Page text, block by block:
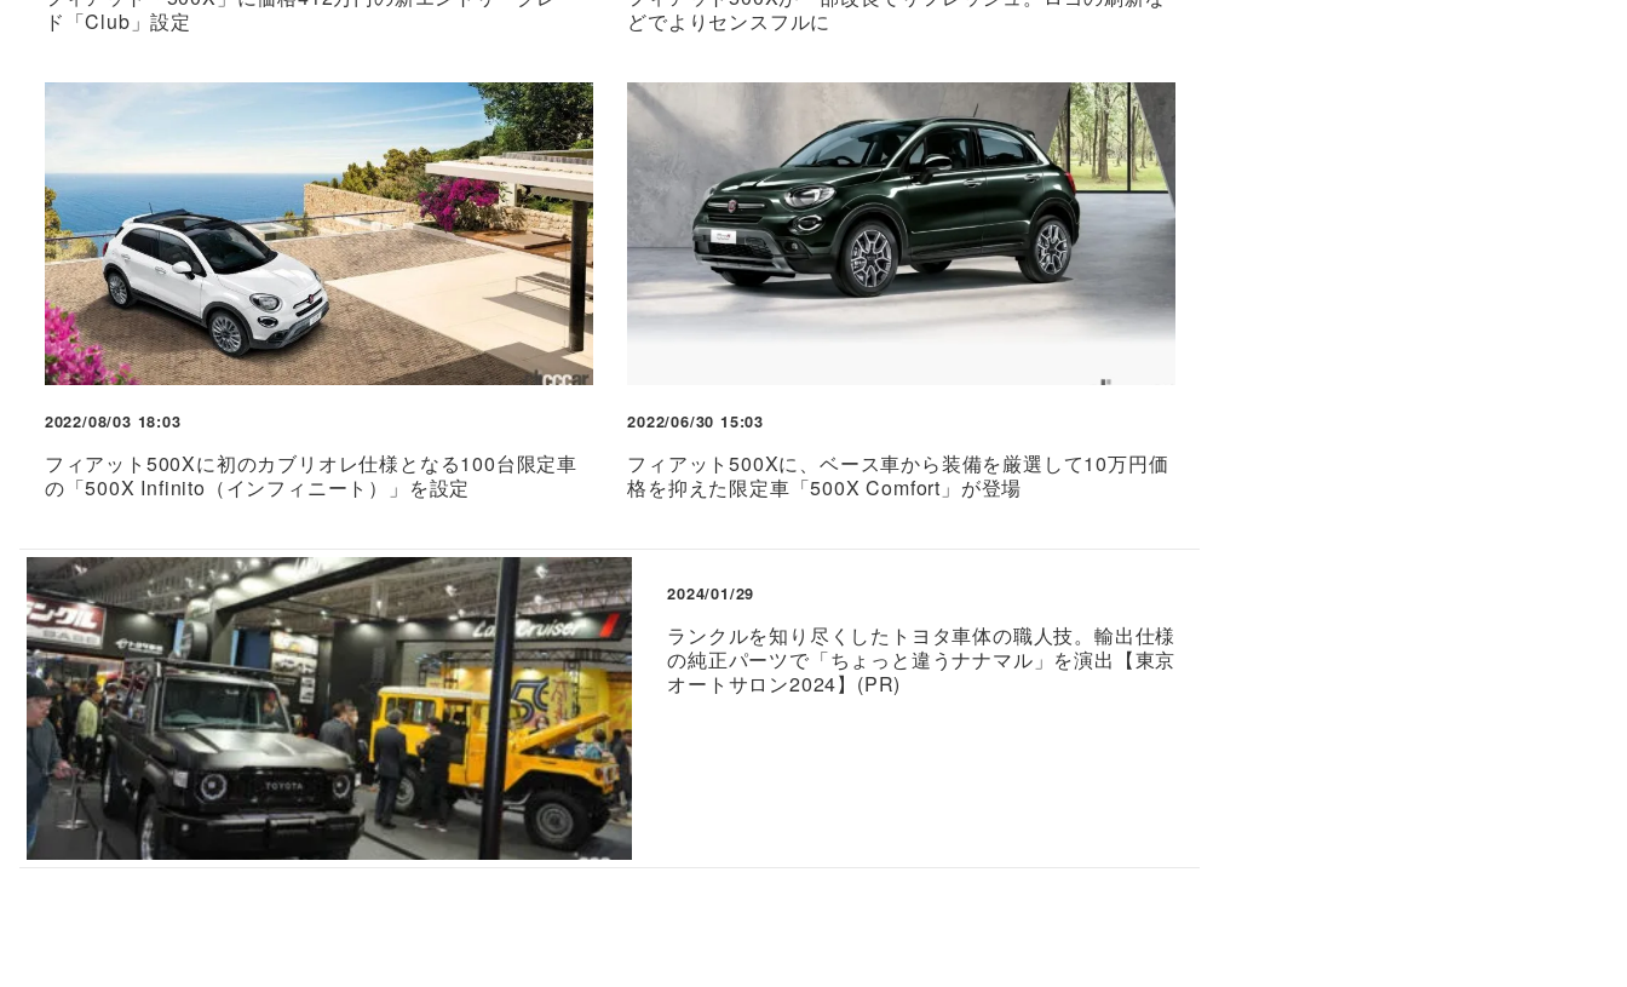
ド「Club」設定
どでよりセンスフルに
2022/08/03 18:03
フィアット500Xに初のカブリオレ仕様となる100台限定車
の「500X Infinito（インフィニート）」を設定
2022/06/30 15:03
フィアット500Xに、ベース車から装備を厳選して10万円価
格を抑えた限定車「500X Comfort」が登場
2024/01/29
ランクルを知り尽くしたトヨタ車体の職人技。輸出仕様
の純正パーツで「ちょっと違うナナマル」を演出【東京
オートサロン2024】(PR)